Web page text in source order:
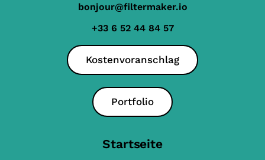
bonjour@filtermaker.io
+33 6 52 44 84 57
Kostenvoranschlag
Portfolio
Startseite